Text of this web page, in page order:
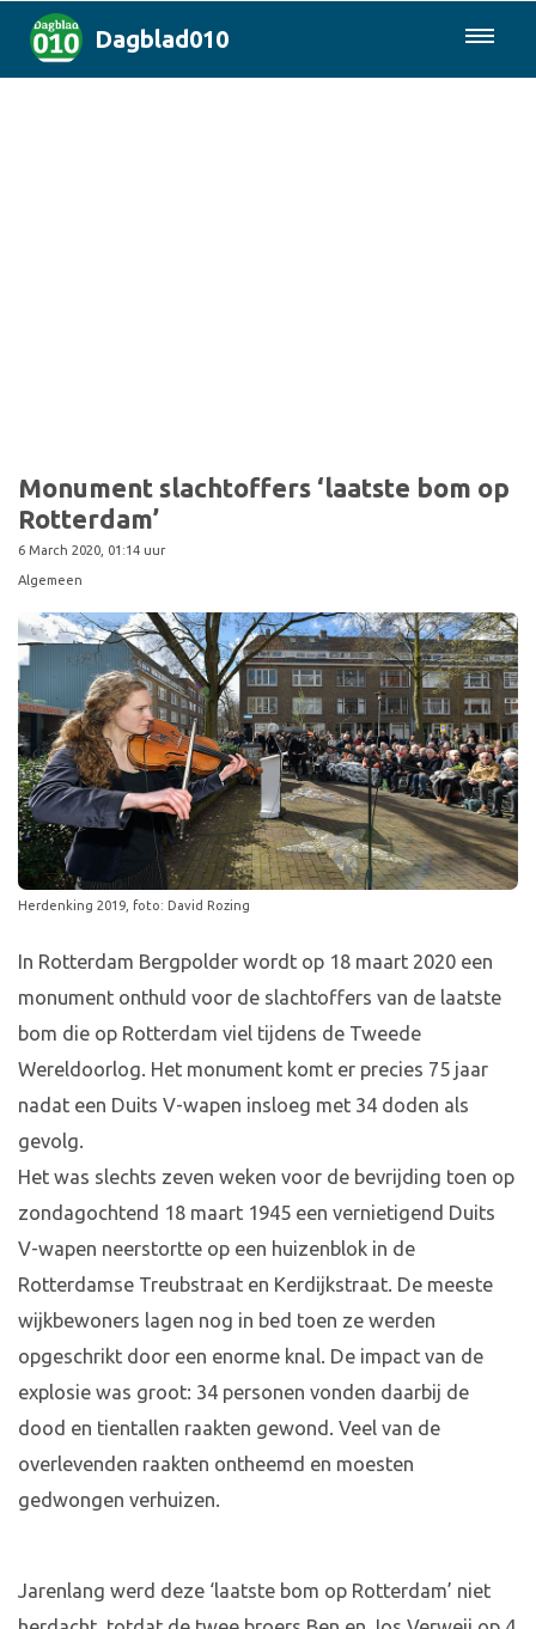
Dagblad010
Monument slachtoffers ‘laatste bom op
Rotterdam’
6 March 2020, 01:14 uur
Algemeen
Herdenking 2019, foto: David Rozing
In Rotterdam Bergpolder wordt op 18 maart 2020 een
monument onthuld voor de slachtoffers van de laatste
bom die op Rotterdam viel tijdens de Tweede
Wereldoorlog. Het monument komt er precies 75 jaar
nadat een Duits V-wapen insloeg met 34 doden als
gevolg.
Het was slechts zeven weken voor de bevrijding toen op
zondagochtend 18 maart 1945 een vernietigend Duits
V-wapen neerstortte op een huizenblok in de
Rotterdamse Treubstraat en Kerdijkstraat. De meeste
wijkbewoners lagen nog in bed toen ze werden
opgeschrikt door een enorme knal. De impact van de
explosie was groot: 34 personen vonden daarbij de
dood en tientallen raakten gewond. Veel van de
overlevenden raakten ontheemd en moesten
gedwongen verhuizen.
Jarenlang werd deze ‘laatste bom op Rotterdam’ niet